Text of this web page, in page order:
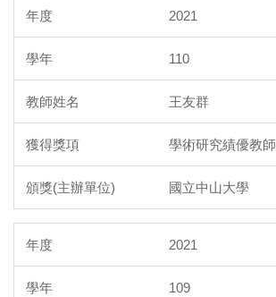
2021
110
王友群
學術研究績優教師
國立中山大學
2021
109